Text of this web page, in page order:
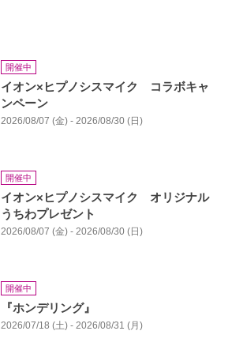
開催中
イオン×ヒプノシスマイク コラボキャ
ンペーン
2026/08/07 (金) - 2026/08/30 (日)
開催中
イオン×ヒプノシスマイク オリジナル
うちわプレゼント
2026/08/07 (金) - 2026/08/30 (日)
開催中
『ホンデリング』
2026/07/18 (土) - 2026/08/31 (月)